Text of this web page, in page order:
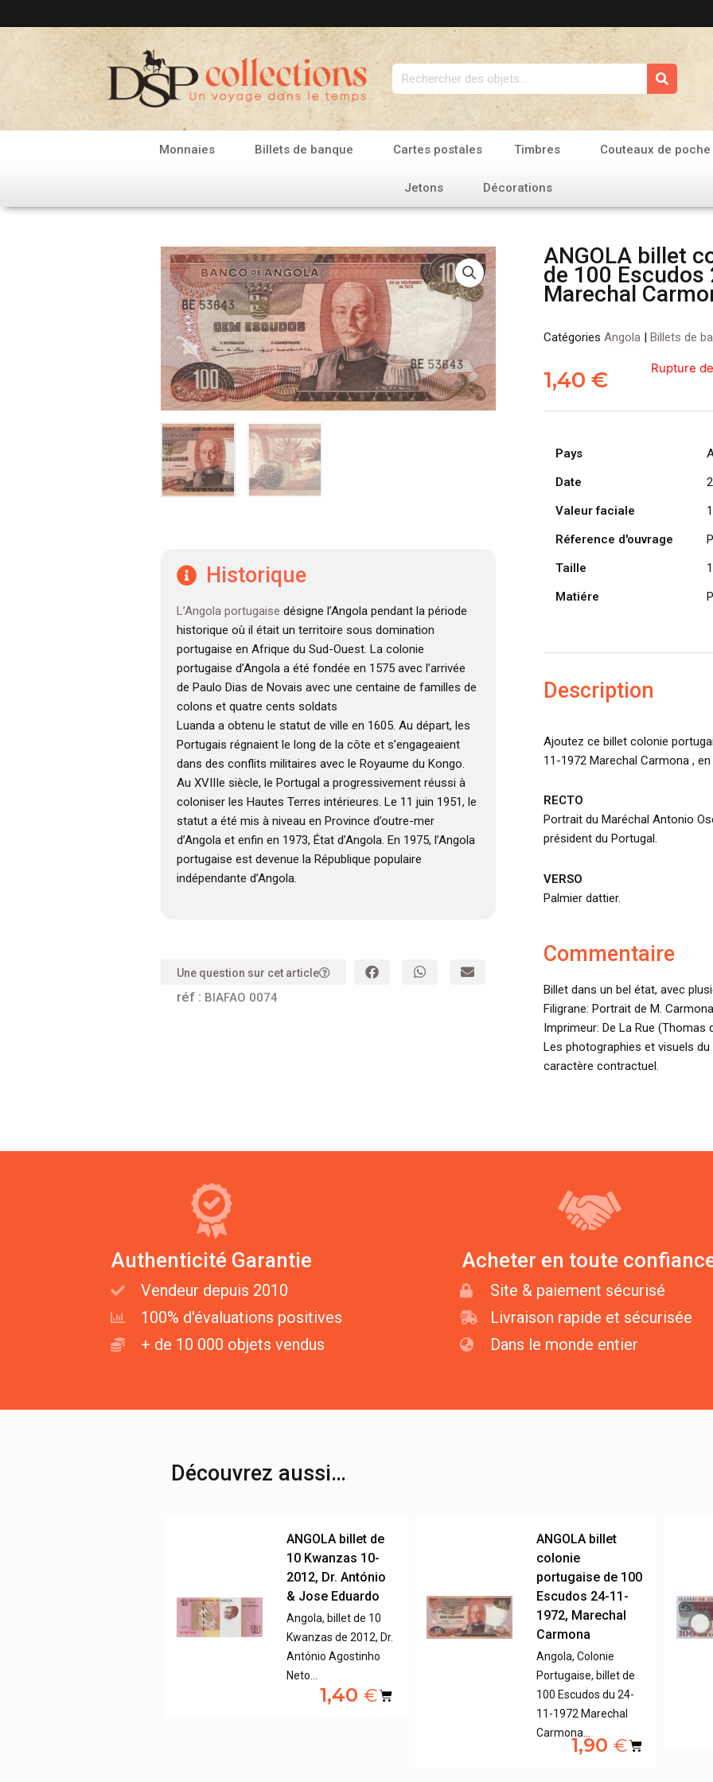
au
contenu
Rechercher
Monnaies Billets de banque Cartes postales Timbres Couteaux de poche
Jetons Décorations
Historique
L’Angola portugaise désigne l’Angola pendant la période
historique où il était un territoire sous domination
portugaise en Afrique du Sud-Ouest. La colonie
portugaise d’Angola a été fondée en 1575 avec l’arrivée
de Paulo Dias de Novais avec une centaine de familles de
colons et quatre cents soldats
Luanda a obtenu le statut de ville en 1605. Au départ, les
Portugais régnaient le long de la côte et s’engageaient
dans des conflits militaires avec le Royaume du Kongo.
Au XVIIIe siècle, le Portugal a progressivement réussi à
coloniser les Hautes Terres intérieures. Le 11 juin 1951, le
statut a été mis à niveau en Province d’outre-mer
d’Angola et enfin en 1973, État d’Angola. En 1975, l’Angola
portugaise est devenue la République populaire
indépendante d’Angola.
Une question sur cet article
réf : BIAFAO 0074
ANGOLA billet
de 100 Escudos
Marechal
Catégories Angola | Billets de
1,40 € Rupture
Pays
Date
Valeur faciale
Réference d'ouvrage
Taille
Matiére
Description
Ajoutez ce billet colonie
11-1972 Marechal Carmona ,
RECTO
Portrait du Maréchal Antonio
président du Portugal.
VERSO
Palmier dattier.
Commentaire
Billet dans un bel état, avec
Filigrane: Portrait de M.
Imprimeur: De La Rue (Thomas
Les photographies et visuels
caractère contractuel.
Authenticité Garantie
Vendeur depuis 2010
100% d'évaluations positives
+ de 10 000 objets vendus
Acheter en toute
Site & paiement sécurisé
Livraison rapide et sécurisée
Dans le monde entier
Découvrez aussi…
ANGOLA billet de
10 Kwanzas 10-
2012, Dr. António
& Jose Eduardo
Angola, billet de 10
Kwanzas de 2012, Dr.
António Agostinho
Neto…
1,40 €
ANGOLA billet
colonie
portugaise de 100
Escudos 24-11-
1972, Marechal
Carmona
Angola, Colonie
Portugaise, billet de
100 Escudos du 24-
11-1972 Marechal
Carmona…
1,90 €